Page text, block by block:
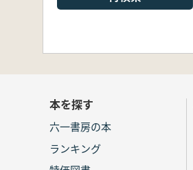
本を探す
六一書房の本
ランキング